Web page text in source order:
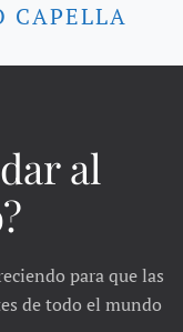
CAPELLA
al
para que las
de todo el mundo